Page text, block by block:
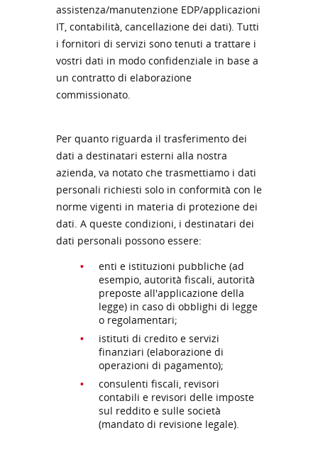
assistenza/manutenzione EDP/applicazioni
IT, contabilità, cancellazione dei dati). Tutti
i fornitori di servizi sono tenuti a trattare i
vostri dati in modo confidenziale in base a
un contratto di elaborazione
commissionato.
Per quanto riguarda il trasferimento dei
dati a destinatari esterni alla nostra
azienda, va notato che trasmettiamo i dati
personali richiesti solo in conformità con le
norme vigenti in materia di protezione dei
dati. A queste condizioni, i destinatari dei
dati personali possono essere:
enti e istituzioni pubbliche (ad
esempio, autorità fiscali, autorità
preposte all'applicazione della
legge) in caso di obblighi di legge
o regolamentari;
istituti di credito e servizi
finanziari (elaborazione di
operazioni di pagamento);
consulenti fiscali, revisori
contabili e revisori delle imposte
sul reddito e sulle società
(mandato di revisione legale).